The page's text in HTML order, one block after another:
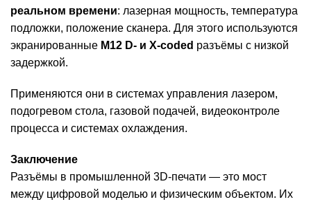
реальном времени: лазерная мощность, температура
подложки, положение сканера. Для этого используются
экранированные M12 D- и X-coded разъёмы с низкой
задержкой.
Применяются они в системах управления лазером,
подогревом стола, газовой подачей, видеоконтроле
процесса и системах охлаждения.
Заключение
Разъёмы в промышленной 3D-печати — это мост
между цифровой моделью и физическим объектом. Их